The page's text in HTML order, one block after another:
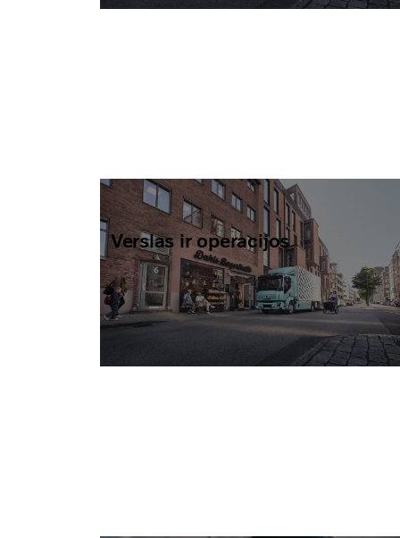
Verslas ir operacijos